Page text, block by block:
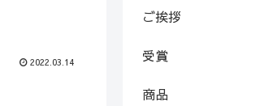
2022.03.14
ご挨拶
受賞
商品